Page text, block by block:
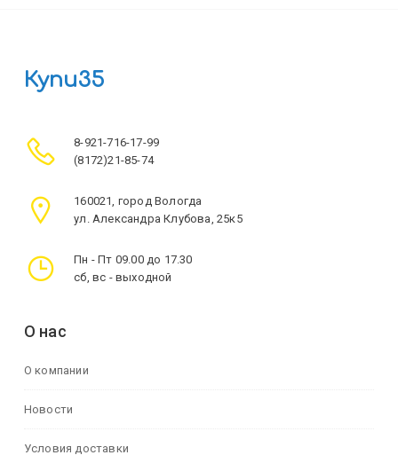
Купи35
8-921-716-17-99
(8172)21-85-74
160021, город Вологда
ул. Александра Клубова, 25к5
Пн - Пт 09.00 до 17.30
сб, вс - выходной
О нас
О компании
Новости
Условия доставки